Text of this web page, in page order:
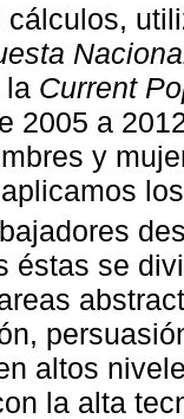
cálculos,
la Current
2005 a
y
éstas se
altos
la alta